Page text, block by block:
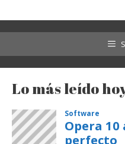
Lo más leído